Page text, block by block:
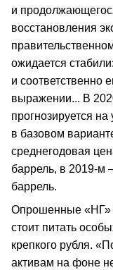
и
восстановления
ожидается
и соответственно
выражении... В
прогнозируется
в базовом
среднегодовая
баррель, в 2019-м
баррель.
Опрошенные «НГ»
стоит питать
крепкого рубля.
активам на фоне